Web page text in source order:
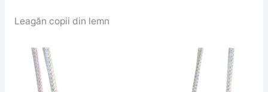
Leagăn copii din lemn